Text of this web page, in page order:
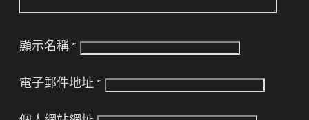
顯示名稱 *
電子郵件地址 *